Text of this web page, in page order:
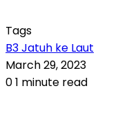
Tags
B3 Jatuh ke Laut
March 29, 2023
01 minute read